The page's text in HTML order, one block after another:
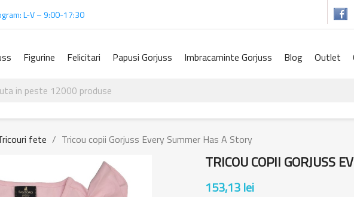
L-V – 9:00-17:30
Figurine Felicitari Papusi Gorjuss Imbracaminte Gorjuss Blog Outlet
fete Tricou copii Gorjuss Every Summer Has A Story
TRICOU COPII GORJUSS
153,13 lei